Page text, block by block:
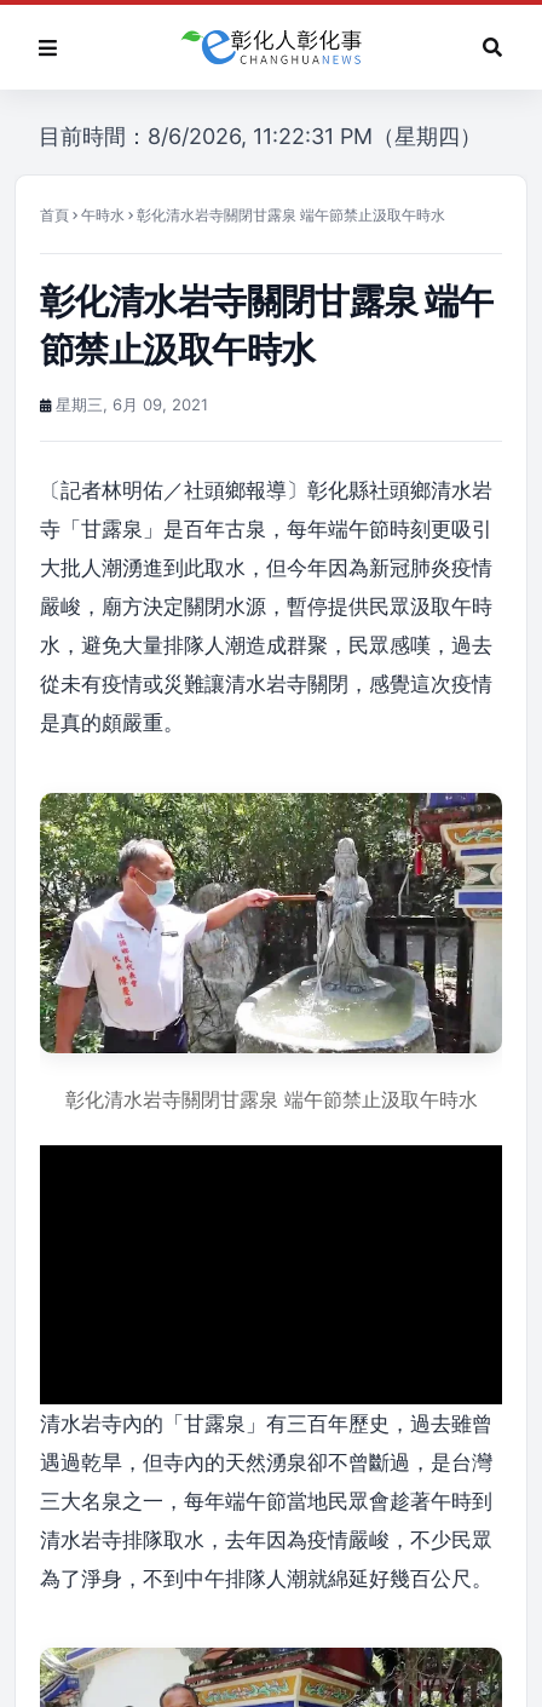
目前時間：8/6/2026, 11:22:31 PM（星期四）
首頁 午時水 彰化清水岩寺關閉甘露泉 端午節禁止汲取午時水
彰化清水岩寺關閉甘露泉 端午
節禁止汲取午時水
星期三, 6月 09, 2021
〔記者林明佑／社頭鄉報導〕彰化縣社頭鄉清水岩
寺「甘露泉」是百年古泉，每年端午節時刻更吸引
大批人潮湧進到此取水，但今年因為新冠肺炎疫情
嚴峻，廟方決定關閉水源，暫停提供民眾汲取午時
水，避免大量排隊人潮造成群聚，民眾感嘆，過去
從未有疫情或災難讓清水岩寺關閉，感覺這次疫情
是真的頗嚴重。
彰化清水岩寺關閉甘露泉 端午節禁止汲取午時水
清水岩寺內的「甘露泉」有三百年歷史，過去雖曾
遇過乾旱，但寺內的天然湧泉卻不曾斷過，是台灣
三大名泉之一，每年端午節當地民眾會趁著午時到
清水岩寺排隊取水，去年因為疫情嚴峻，不少民眾
為了淨身，不到中午排隊人潮就綿延好幾百公尺。